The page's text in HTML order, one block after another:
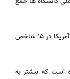
در این رتبه بندی تقریبا یک هزار کالج و دانشگاه در آمریکا در ۱۵ شاخص
است که بیشتر به